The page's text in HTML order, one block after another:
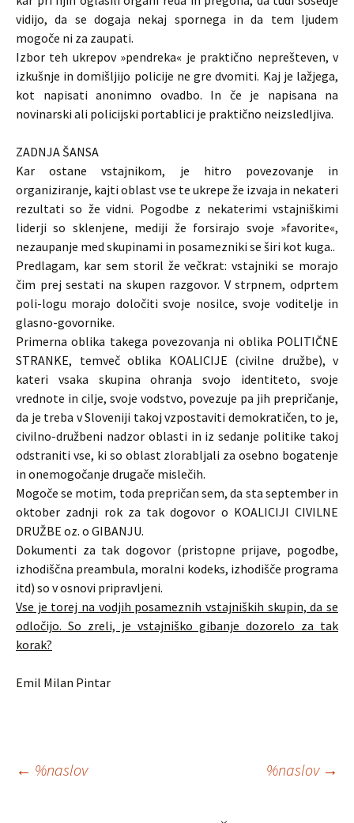
vidijo, da se dogaja nekaj spornega in da tem ljudem
mogoče ni za zaupati.
Izbor teh ukrepov »pendreka« je praktično neprešteven, v
izkušnje in domišljijo policije ne gre dvomiti. Kaj je lažjega,
kot napisati anonimno ovadbo. In če je napisana na
novinarski ali policijski portablici je praktično neizsledljiva.
ZADNJA ŠANSA
Kar ostane vstajnikom, je hitro povezovanje in
organiziranje, kajti oblast vse te ukrepe že izvaja in nekateri
rezultati so že vidni. Pogodbe z nekaterimi vstajniškimi
liderji so sklenjene, mediji že forsirajo svoje »favorite«,
nezaupanje med skupinami in posamezniki se širi kot kuga..
Predlagam, kar sem storil že večkrat: vstajniki se morajo
čim prej sestati na skupen razgovor. V strpnem, odprtem
poli-logu morajo določiti svoje nosilce, svoje voditelje in
glasno-govornike.
Primerna oblika takega povezovanja ni oblika POLITIČNE
STRANKE, temveč oblika KOALICIJE (civilne družbe), v
kateri vsaka skupina ohranja svojo identiteto, svoje
vrednote in cilje, svoje vodstvo, povezuje pa jih prepričanje,
da je treba v Sloveniji takoj vzpostaviti demokratičen, to je,
civilno-družbeni nadzor oblasti in iz sedanje politike takoj
odstraniti vse, ki so oblast zlorabljali za osebno bogatenje
in onemogočanje drugače mislečih.
Mogoče se motim, toda prepričan sem, da sta september in
oktober zadnji rok za tak dogovor o KOALICIJI CIVILNE
DRUŽBE oz. o GIBANJU.
Dokumenti za tak dogovor (pristopne prijave, pogodbe,
izhodiščna preambula, moralni kodeks, izhodišče programa
itd) so v osnovi pripravljeni.
Vse je torej na vodjih posameznih vstajniških skupin, da se
odločijo. So zreli, je vstajniško gibanje dozorelo za tak
korak?
Emil Milan Pintar
Krmarjenje
← %naslov %naslov →